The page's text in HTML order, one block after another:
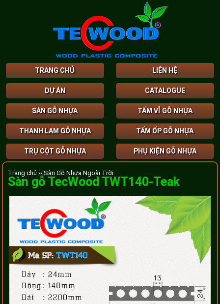
TRANG CHỦ LIÊN HỆ
DỰ ÁN CATALOGUE
SÀN GỖ NHỰA TẤM VỈ GỖ NHỰA
THANH LAM GỖ NHỰA TẤM ỐP GỖ NHỰA
TRỤ CỘT GỖ NHỰA PHỤ KIỆN GỖ NHỰA
Trang chủ ›› Sàn Gỗ Nhựa Ngoài Trời
Sàn gỗ TecWood TWT140-Teak